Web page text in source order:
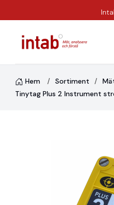
Hem Sortiment
Tinytag Plus 2 Instrument